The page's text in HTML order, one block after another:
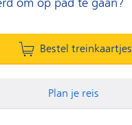
om op pad te gaan?
Bestel treinkaartjes
Plan je reis